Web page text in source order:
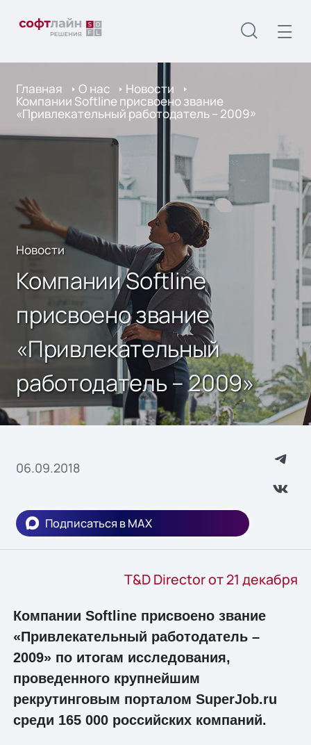
Главная О нас Новости
Компании Softline присвоено звание
«Привлекательный работодатель – 2009»
Новости
Компании Softline
присвоено звание
«Привлекательный
работодатель – 2009»
06.09.2018
Подписаться в MAX
T&D Director от 21 декабря
Компании Softline присвоено звание
«Привлекательный работодатель –
2009» по итогам исследования,
проведенного крупнейшим
рекрутинговым порталом SuperJob.ru
среди 165 000 российских компаний.